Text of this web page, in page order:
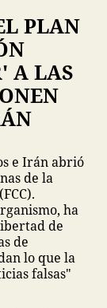
PLAN
A LAS
e Irán abrió
de la
ha
de
de
lo que la
falsas"